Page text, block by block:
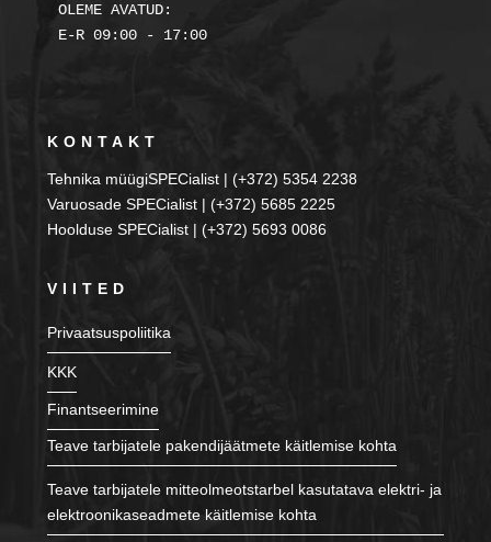
OLEME AVATUD:
E-R 09:00 - 17:00
KONTAKT
Tehnika müügiSPECialist | (+372) 5354 2238
Varuosade SPECialist | (+372) 5685 2225
Hoolduse SPECialist | (+372) 5693 0086
VIITED
Privaatsuspoliitika
KKK
Finantseerimine
Teave tarbijatele pakendijäätmete käitlemise kohta
Teave tarbijatele mitteolmeotstarbel kasutatava elektri- ja
elektroonikaseadmete käitlemise kohta